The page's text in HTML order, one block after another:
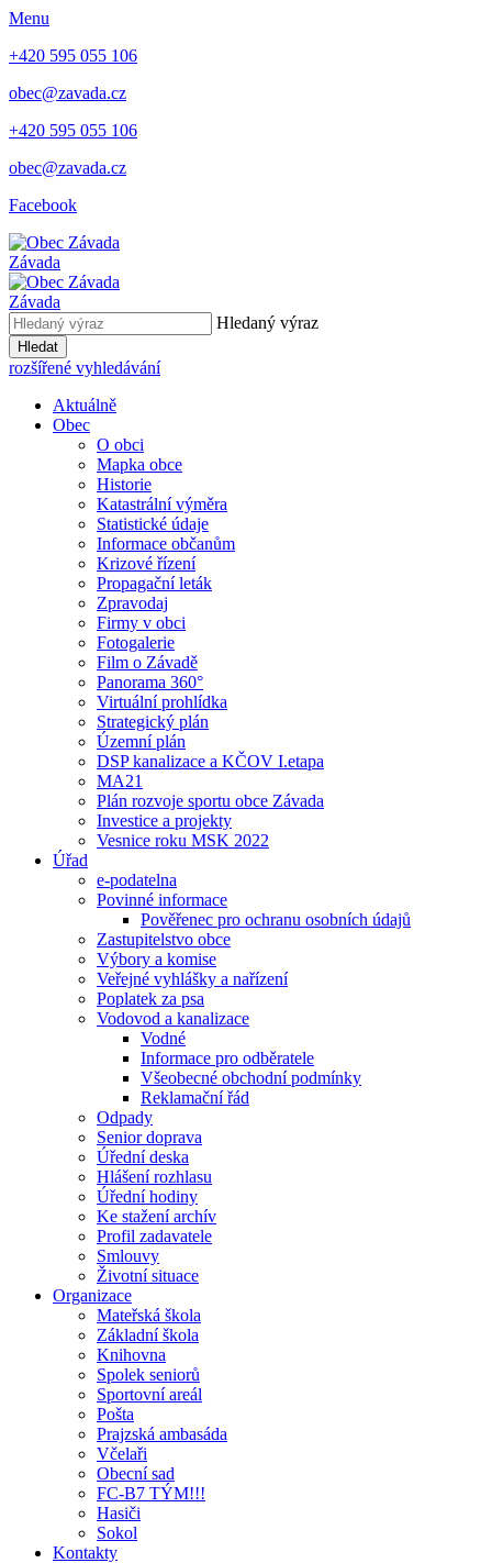
Menu
+420 595 055 106
obec@zavada.cz
+420 595 055 106
obec@zavada.cz
Facebook
Závada
Závada
Hledaný výraz
Hledat
rozšířené vyhledávání
Aktuálně
Obec
O obci
Mapka obce
Historie
Katastrální výměra
Statistické údaje
Informace občanům
Krizové řízení
Propagační leták
Zpravodaj
Firmy v obci
Fotogalerie
Film o Závadě
Panorama 360°
Virtuální prohlídka
Strategický plán
Územní plán
DSP kanalizace a KČOV I.etapa
MA21
Plán rozvoje sportu obce Závada
Investice a projekty
Vesnice roku MSK 2022
Úřad
e-podatelna
Povinné informace
Pověřenec pro ochranu osobních údajů
Zastupitelstvo obce
Výbory a komise
Veřejné vyhlášky a nařízení
Poplatek za psa
Vodovod a kanalizace
Vodné
Informace pro odběratele
Všeobecné obchodní podmínky
Reklamační řád
Odpady
Senior doprava
Úřední deska
Hlášení rozhlasu
Úřední hodiny
Ke stažení archív
Profil zadavatele
Smlouvy
Životní situace
Organizace
Mateřská škola
Základní škola
Knihovna
Spolek seniorů
Sportovní areál
Pošta
Prajzská ambasáda
Včelaři
Obecní sad
FC-B7 TÝM!!!
Hasiči
Sokol
Kontakty